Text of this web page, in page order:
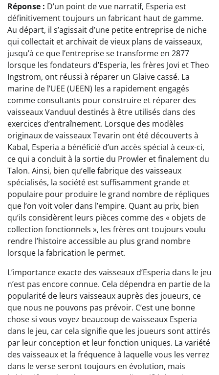
Réponse : D’un point de vue narratif, Esperia est
définitivement toujours un fabricant haut de gamme.
Au départ, il s’agissait d’une petite entreprise de niche
qui collectait et archivait de vieux plans de vaisseaux,
jusqu’à ce que l’entreprise se transforme en 2877
lorsque les fondateurs d’Esperia, les frères Jovi et Theo
Ingstrom, ont réussi à réparer un Glaive cassé. La
marine de l’UEE (UEEN) les a rapidement engagés
comme consultants pour construire et réparer des
vaisseaux Vanduul destinés à être utilisés dans des
exercices d’entraînement. Lorsque des modèles
originaux de vaisseaux Tevarin ont été découverts à
Kabal, Esperia a bénéficié d’un accès spécial à ceux-ci,
ce qui a conduit à la sortie du Prowler et finalement du
Talon. Ainsi, bien qu’elle fabrique des vaisseaux
spécialisés, la société est suffisamment grande et
populaire pour produire le grand nombre de répliques
que l’on voit voler dans l’empire. Quant au prix, bien
qu’ils considèrent leurs pièces comme des « objets de
collection fonctionnels », les frères ont toujours voulu
rendre l’histoire accessible au plus grand nombre
lorsque la fabrication le permet.
L’importance exacte des vaisseaux d’Esperia dans le jeu
n’est pas encore connue. Cela dépendra en partie de la
popularité de leurs vaisseaux auprès des joueurs, ce
que nous ne pouvons pas prévoir. C’est une bonne
chose si vous voyez beaucoup de vaisseaux Esperia
dans le jeu, car cela signifie que les joueurs sont attirés
par leur conception et leur fonction uniques. La variété
des vaisseaux et la fréquence à laquelle vous les verrez
dans le verse seront toujours en évolution, mais